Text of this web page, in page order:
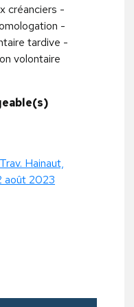
créanciers -
-
tardive -
volontaire
Hainaut,
août 2023